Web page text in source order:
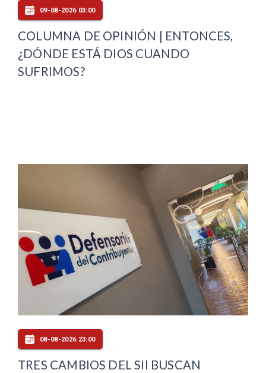
09-08-2026 03:00
COLUMNA DE OPINIÓN | ENTONCES,
¿DÓNDE ESTÁ DIOS CUANDO
SUFRIMOS?
08-08-2026 23:00
TRES CAMBIOS DEL SII BUSCAN